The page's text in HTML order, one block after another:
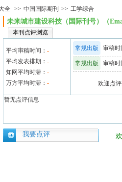
全 >> 中国国际期刊 >> 工学综合
未来城市建设科技（国际刊号）（
本刊点评浏览
平均审稿时间： -
平均发表排期： -
知网平均时滞： -
万方平均时滞： -
常规出版 审稿时
常规出版 审稿时
欢迎点
暂无点评信息
我要点评